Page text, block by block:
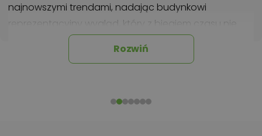
najnowszymi trendami, nadając budynkowi
reprezentacyjny wygląd, który z biegiem czasu nie
straci na atrakcyjności.
Dom zaprojektowano przy tym jako
Rozwiń